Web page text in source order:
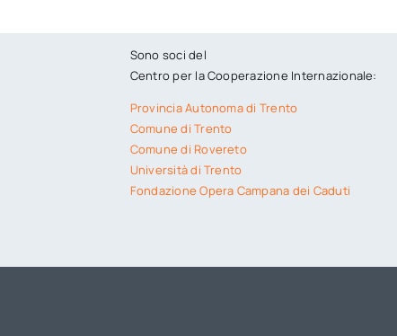
Sono soci del
Centro per la Cooperazione Internazionale:
Provincia Autonoma di Trento
Comune di Trento
Comune di Rovereto
Università di Trento
Fondazione Opera Campana dei Caduti